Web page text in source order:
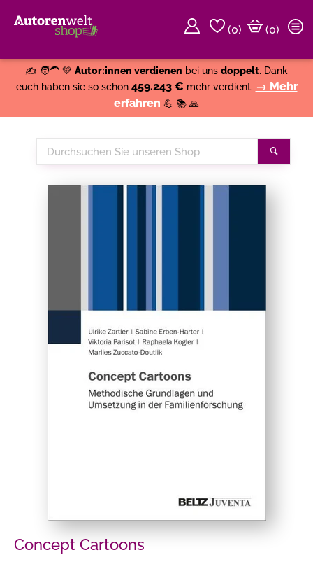
(0)
(0)
✍️ 🧑‍🦱 💚 Autor:innen verdienen bei uns doppelt. Dank
euch haben sie so schon 459.243 € mehr verdient. → Mehr
erfahren 💪 📚 🙏
Durchsuchen
Sie
Concept Cartoons